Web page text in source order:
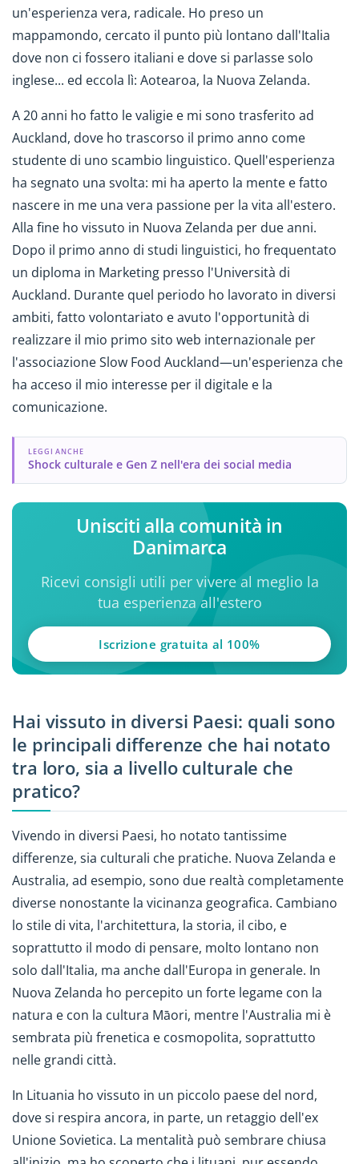
un'esperienza vera, radicale. Ho preso un
mappamondo, cercato il punto più lontano dall'Italia
dove non ci fossero italiani e dove si parlasse solo
inglese... ed eccola lì: Aotearoa, la Nuova Zelanda.
A 20 anni ho fatto le valigie e mi sono trasferito ad
Auckland, dove ho trascorso il primo anno come
studente di uno scambio linguistico. Quell'esperienza
ha segnato una svolta: mi ha aperto la mente e fatto
nascere in me una vera passione per la vita all'estero.
Alla fine ho vissuto in Nuova Zelanda per due anni.
Dopo il primo anno di studi linguistici, ho frequentato
un diploma in Marketing presso l'Università di
Auckland. Durante quel periodo ho lavorato in diversi
ambiti, fatto volontariato e avuto l'opportunità di
realizzare il mio primo sito web internazionale per
l'associazione Slow Food Auckland—un'esperienza che
ha acceso il mio interesse per il digitale e la
comunicazione.
LEGGI ANCHE
Shock culturale e Gen Z nell'era dei social media
Unisciti alla comunità in
Danimarca
Ricevi consigli utili per vivere al meglio la
tua esperienza all'estero
Iscrizione gratuita al 100%
Hai vissuto in diversi Paesi: quali sono
le principali differenze che hai notato
tra loro, sia a livello culturale che
pratico?
Vivendo in diversi Paesi, ho notato tantissime
differenze, sia culturali che pratiche. Nuova Zelanda e
Australia, ad esempio, sono due realtà completamente
diverse nonostante la vicinanza geografica. Cambiano
lo stile di vita, l'architettura, la storia, il cibo, e
soprattutto il modo di pensare, molto lontano non
solo dall'Italia, ma anche dall'Europa in generale. In
Nuova Zelanda ho percepito un forte legame con la
natura e con la cultura Māori, mentre l'Australia mi è
sembrata più frenetica e cosmopolita, soprattutto
nelle grandi città.
In Lituania ho vissuto in un piccolo paese del nord,
dove si respira ancora, in parte, un retaggio dell'ex
Unione Sovietica. La mentalità può sembrare chiusa